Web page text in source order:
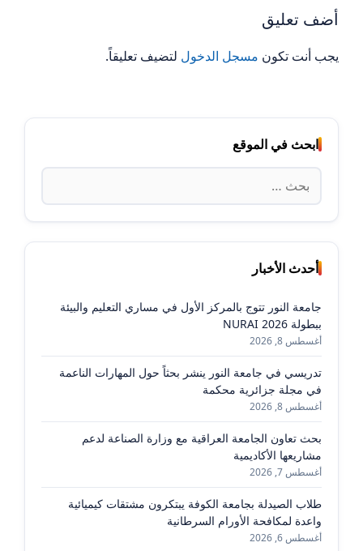
أضف تعليق
يجب أنت تكون مسجل الدخول لتضيف تعليقاً.
ابحث في الموقع
البحث
عن:
أحدث الأخبار
جامعة النور تتوج بالمركز الأول في مساري التعليم والبيئة
ببطولة NURAI 2026
أغسطس 8, 2026
تدريسي في جامعة النور ينشر بحثاً حول المهارات الناعمة
في مجلة جزائرية محكمة
أغسطس 8, 2026
بحث تعاون الجامعة العراقية مع وزارة الصناعة لدعم
مشاريعها الأكاديمية
أغسطس 7, 2026
طلاب الصيدلة بجامعة الكوفة يبتكرون مشتقات كيميائية
واعدة لمكافحة الأورام السرطانية
أغسطس 6, 2026